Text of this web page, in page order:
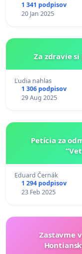
1 341 podpisov
20 Jan 2025
Za zdravie
Ľudia nahlas
1 306 podpisov
29 Aug 2025
Petícia za
Eduard Černák
1 294 podpisov
23 Feb 2025
Zastavme